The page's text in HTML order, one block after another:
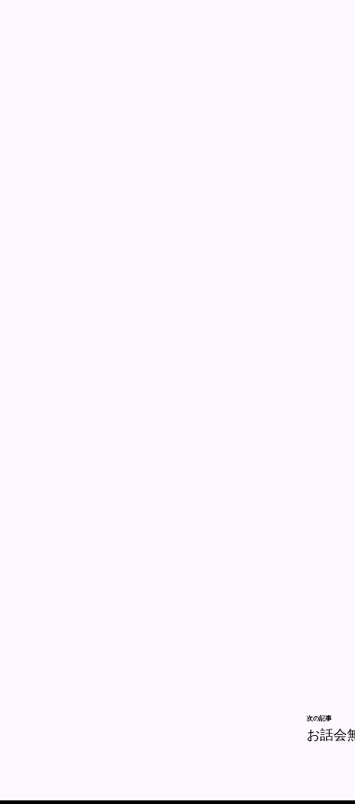
次の記事
お話会